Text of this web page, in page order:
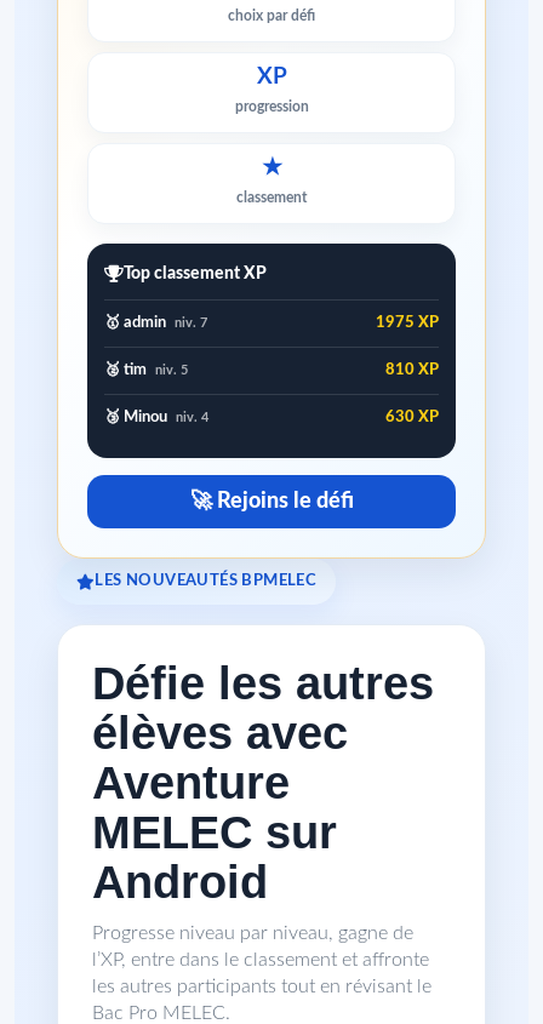
choix par défi
XP
progression
★
classement
Top classement XP
🥇 admin niv. 7 1975 XP
🥈 tim niv. 5 810 XP
🥉 Minou niv. 4 630 XP
🚀 Rejoins le défi
LES NOUVEAUTÉS BPMELEC
Défie les autres
élèves avec
Aventure
MELEC sur
Android
Progresse niveau par niveau, gagne de
l’XP, entre dans le classement et affronte
les autres participants tout en révisant le
Bac Pro MELEC.